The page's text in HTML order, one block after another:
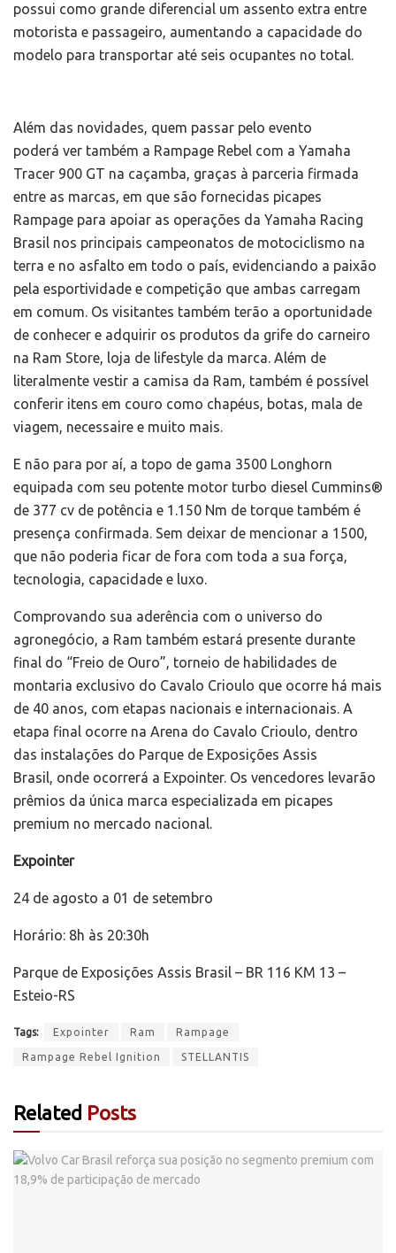
possui como grande diferencial um assento extra entre
motorista e passageiro, aumentando a capacidade do
modelo para transportar até seis ocupantes no total.
Além das novidades, quem passar pelo evento
poderá ver também a Rampage Rebel com a Yamaha
Tracer 900 GT na caçamba, graças à parceria firmada
entre as marcas, em que são fornecidas picapes
Rampage para apoiar as operações da Yamaha Racing
Brasil nos principais campeonatos de motociclismo na
terra e no asfalto em todo o país, evidenciando a paixão
pela esportividade e competição que ambas carregam
em comum. Os visitantes também terão a oportunidade
de conhecer e adquirir os produtos da grife do carneiro
na Ram Store, loja de lifestyle da marca. Além de
literalmente vestir a camisa da Ram, também é possível
conferir itens em couro como chapéus, botas, mala de
viagem, necessaire e muito mais.
E não para por aí, a topo de gama 3500 Longhorn
equipada com seu potente motor turbo diesel Cummins®
de 377 cv de potência e 1.150 Nm de torque também é
presença confirmada. Sem deixar de mencionar a 1500,
que não poderia ficar de fora com toda a sua força,
tecnologia, capacidade e luxo.
Comprovando sua aderência com o universo do
agronegócio, a Ram também estará presente durante
final do “Freio de Ouro”, torneio de habilidades de
montaria exclusivo do Cavalo Crioulo que ocorre há mais
de 40 anos, com etapas nacionais e internacionais. A
etapa final ocorre na Arena do Cavalo Crioulo, dentro
das instalações do Parque de Exposições Assis
Brasil, onde ocorrerá a Expointer. Os vencedores levarão
prêmios da única marca especializada em picapes
premium no mercado nacional.
Expointer
24 de agosto a 01 de setembro
Horário: 8h às 20:30h
Parque de Exposições Assis Brasil – BR 116 KM 13 –
Esteio-RS
Tags: Expointer Ram Rampage
Rampage Rebel Ignition STELLANTIS
Related Posts